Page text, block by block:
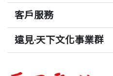
客戶服務
遠見‧天下文化事業群